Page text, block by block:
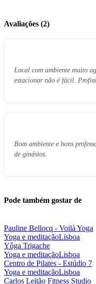
Avaliações (2)
Local com ambiente muito
estacionar não é fácil.
Bom ambiente e bons
de ginásios.
Pode também gostar de
Pauline Bellocq - Voilà Yoga
Yoga e meditaçãoLisboa
Yôga Trigache
Yoga e meditaçãoLisboa
Centro de Pilates - Estúdio 7
Yoga e meditaçãoLisboa
Carlos Leitão Fitness Studio